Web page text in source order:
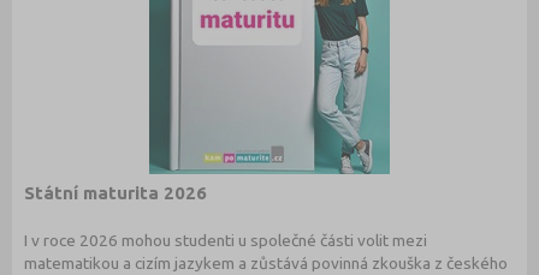
Státní maturita 2026
I v roce 2026 mohou studenti u společné části volit mezi
matematikou a cizím jazykem a zůstává povinná zkouška z českého